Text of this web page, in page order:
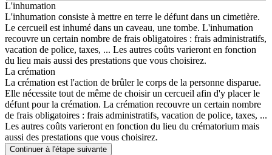
L'inhumation
L'inhumation consiste à mettre en terre le défunt dans un cimetière.
Le cercueil est inhumé dans un caveau, une tombe. L'inhumation
recouvre un certain nombre de frais obligatoires : frais administratifs,
vacation de police, taxes, ... Les autres coûts varieront en fonction
du lieu mais aussi des prestations que vous choisirez.
La crémation
La crémation est l'action de brûler le corps de la personne disparue.
Elle nécessite tout de même de choisir un cercueil afin d'y placer le
défunt pour la crémation. La crémation recouvre un certain nombre
de frais obligatoires : frais administratifs, vacation de police, taxes, ...
Les autres coûts varieront en fonction du lieu du crématorium mais
aussi des prestations que vous choisirez.
Continuer à l'étape suivante